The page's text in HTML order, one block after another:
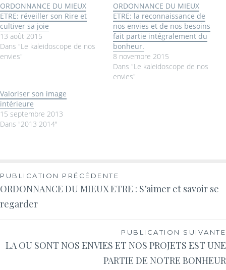
ORDONNANCE DU MIEUX
ETRE: réveiller son Rire et
cultiver sa joie
13 août 2015
Dans "Le kaleidoscope de nos
envies"
ORDONNANCE DU MIEUX
ETRE: la reconnaissance de
nos envies et de nos besoins
fait partie intégralement du
bonheur.
8 novembre 2015
Dans "Le kaleidoscope de nos
envies"
Valoriser son image
intérieure
15 septembre 2013
Dans "2013 2014"
PUBLICATION PRÉCÉDENTE
ORDONNANCE DU MIEUX ETRE : S’aimer et savoir se
regarder
PUBLICATION SUIVANTE
LA OU SONT NOS ENVIES ET NOS PROJETS EST UNE
PARTIE DE NOTRE BONHEUR